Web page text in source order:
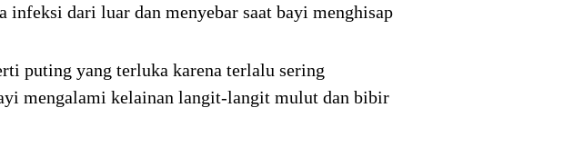
dari luar dan menyebar saat bayi menghisap
puting yang terluka karena terlalu sering
mengalami kelainan langit-langit mulut dan bibir